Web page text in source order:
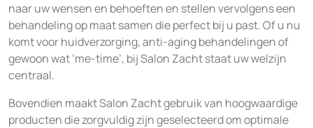
naar uw wensen en behoeften en stellen vervolgens een
behandeling op maat samen die perfect bij u past. Of u nu
komt voor huidverzorging, anti-aging behandelingen of
gewoon wat ‘me-time’, bij Salon Zacht staat uw welzijn
centraal.
Bovendien maakt Salon Zacht gebruik van hoogwaardige
producten die zorgvuldig zijn geselecteerd om optimale